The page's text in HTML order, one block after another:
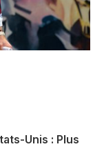
Unis : Plus